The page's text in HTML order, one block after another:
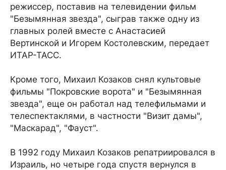
режиссер, поставив на телевидении фильм
"Безымянная звезда", сыграв также одну из
главных ролей вместе с Анастасией
Вертинской и Игорем Костолевским, передает
ИТАР-ТАСС.
Кроме того, Михаил Козаков снял культовые
фильмы "Покровские ворота" и "Безымянная
звезда", еще он работал над телефильмами и
телеспектаклями, в частности "Визит дамы",
"Маскарад", "Фауст".
В 1992 году Михаил Козаков репатриировался в
Израиль, но четыре года спустя вернулся в